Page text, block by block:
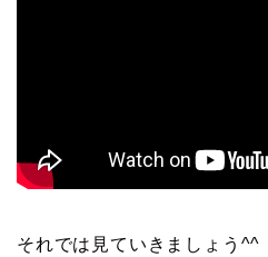
それでは見ていきましょう^^